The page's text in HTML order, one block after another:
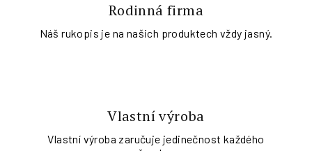
Rodinná firma
Náš rukopis je na našich produktech vždy jasný.
Vlastní výroba
Vlastní výroba zaručuje jedinečnost každého